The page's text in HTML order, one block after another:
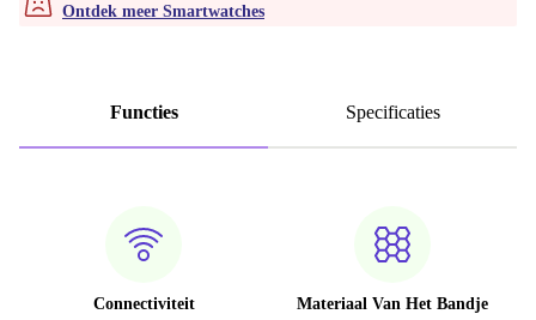
Ontdek meer Smartwatches
Functies Specificaties
Connectiviteit
Materiaal Van Het Bandje